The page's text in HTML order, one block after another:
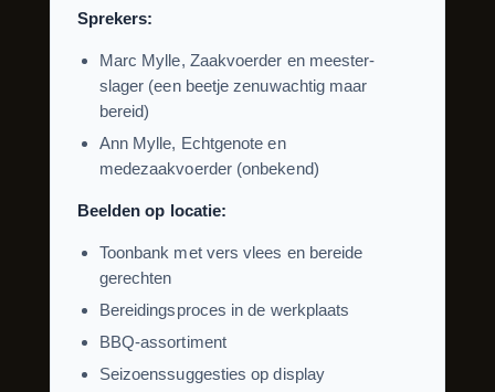
Sprekers:
Marc Mylle, Zaakvoerder en meester-
slager (een beetje zenuwachtig maar
bereid)
Ann Mylle, Echtgenote en
medezaakvoerder (onbekend)
Beelden op locatie:
Toonbank met vers vlees en bereide
gerechten
Bereidingsproces in de werkplaats
BBQ-assortiment
Seizoenssuggesties op display